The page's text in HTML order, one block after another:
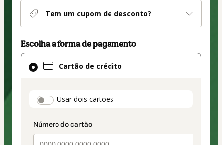
Tem um cupom de desconto?
Escolha a forma de pagamento
Cartão de crédito
payment_data.section_title_v2
Usar dois cartões
Cartão
de
como
pagamento